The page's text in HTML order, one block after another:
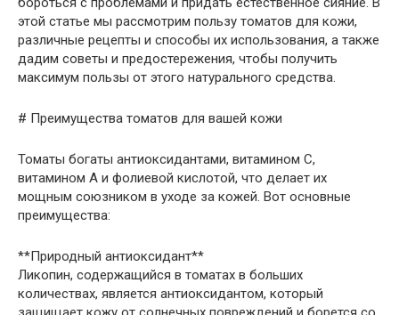
этой статье мы рассмотрим пользу томатов для кожи,
различные рецепты и способы их использования, а также
дадим советы и предостережения, чтобы получить
максимум пользы от этого натурального средства.
# Преимущества томатов для вашей кожи
Томаты богаты антиоксидантами, витамином С,
витамином А и фолиевой кислотой, что делает их
мощным союзником в уходе за кожей. Вот основные
преимущества:
**Природный антиоксидант**
Ликопин, содержащийся в томатах в больших
количествах, является антиоксидантом, который